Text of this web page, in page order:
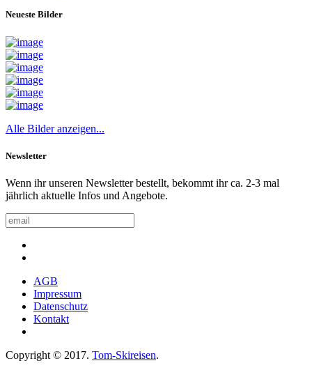
Neueste Bilder
Alle Bilder anzeigen...
Newsletter
Wenn ihr unseren Newsletter bestellt, bekommt ihr ca. 2-3 mal
jährlich aktuelle Infos und Angebote.
AGB
Impressum
Datenschutz
Kontakt
Copyright © 2017. Tom-Skireisen.